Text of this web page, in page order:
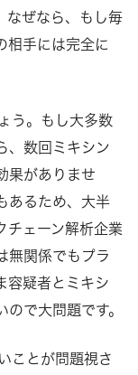
なぜなら、もし毎
相手には完全に
う。もし大多数
、数回ミキシン
果がありませ
あるため、大半
チェーン解析企業
無関係でもプラ
容疑者とミキシ
で大問題です。
ことが問題視さ